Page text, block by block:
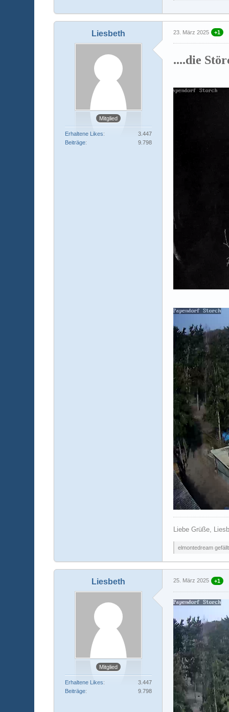
Liesbeth
Mitglied
Erhaltene Likes
3.447
Beiträge
9.798
23. März 2025 +1
....die
Liebe Grüße,
elmontedream
Liesbeth
Mitglied
Erhaltene Likes
3.447
Beiträge
9.798
25. März 2025 +1